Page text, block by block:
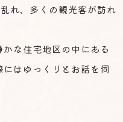
れ、多くの観光客が訪れ
な住宅地区の中にある
はゆっくりとお話を伺